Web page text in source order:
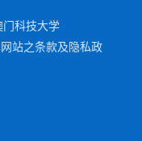
科技大学
站之条款及隐私政